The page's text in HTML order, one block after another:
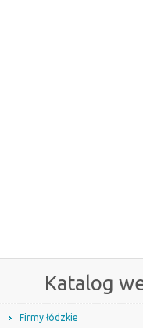
Katalog
Firmy łódzkie